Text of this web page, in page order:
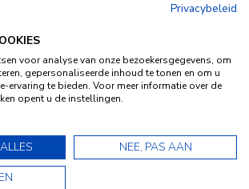
Begingoed.nl design
om onze website te verbeteren.
Dit bericht verbergen
Privacy Statement voor meer informatie »
9.5
Privacybeleid
voor analyse van onze bezoekersgegevens, om
gepersonaliseerde inhoud te tonen en om u
ervaring te bieden. Voor meer informatie over de
opent u de instellingen.
NEE, PAS AAN